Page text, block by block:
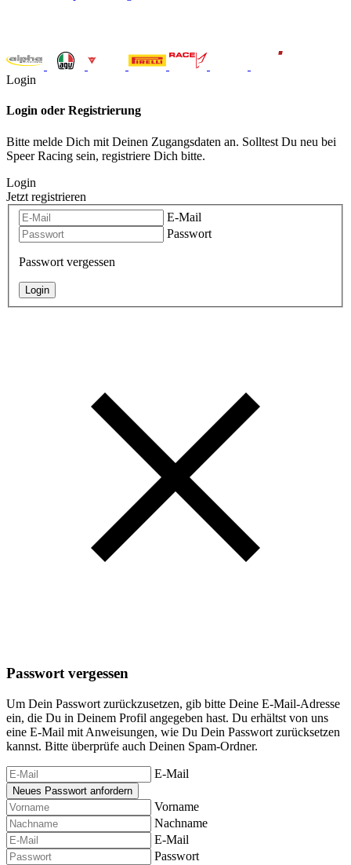
Login
Login oder Registrierung
Bitte melde Dich mit Deinen Zugangsdaten an. Solltest Du neu bei
Speer Racing sein, registriere Dich bitte.
Login
Jetzt registrieren
E-Mail
Passwort
Passwort vergessen
Passwort vergessen
Um Dein Passwort zurückzusetzen, gib bitte Deine E-Mail-Adresse
ein, die Du in Deinem Profil angegeben hast. Du erhältst von uns
eine E-Mail mit Anweisungen, wie Du Dein Passwort zurücksetzen
kannst. Bitte überprüfe auch Deinen Spam-Ordner.
E-Mail
Vorname
Nachname
E-Mail
Passwort